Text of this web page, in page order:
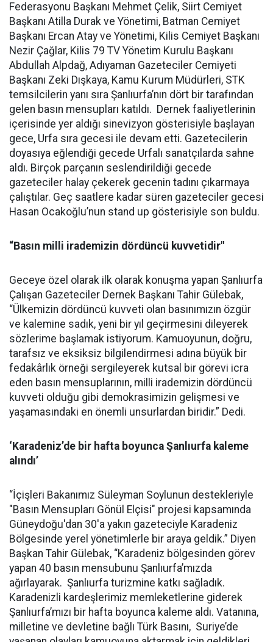
Federasyonu Başkanı Mehmet Çelik, Siirt Cemiyet
Başkanı Atilla Durak ve Yönetimi, Batman Cemiyet
Başkanı Ercan Atay ve Yönetimi, Kilis Cemiyet Başkanı
Nezir Çağlar, Kilis 79 TV Yönetim Kurulu Başkanı
Abdullah Alpdağ, Adıyaman Gazeteciler Cemiyeti
Başkanı Zeki Dışkaya, Kamu Kurum Müdürleri, STK
temsilcilerin yanı sıra Şanlıurfa’nın dört bir tarafından
gelen basın mensupları katıldı. Dernek faaliyetlerinin
içerisinde yer aldığı sinevizyon gösterisiyle başlayan
gece, Urfa sıra gecesi ile devam etti. Gazetecilerin
doyasıya eğlendiği gecede Urfalı sanatçılarda sahne
aldı. Birçok parçanın seslendirildiği gecede
gazeteciler halay çekerek gecenin tadını çıkarmaya
çalıştılar. Geç saatlere kadar süren gazeteciler gecesi
Hasan Ocakoğlu’nun stand up gösterisiyle son buldu.
“Basın milli irademizin dördüncü kuvvetidir"
Geceye özel olarak ilk olarak konuşma yapan Şanlıurfa
Çalışan Gazeteciler Dernek Başkanı Tahir Gülebak,
“Ülkemizin dördüncü kuvveti olan basınımızın özgür
ve kalemine sadık, yeni bir yıl geçirmesini dileyerek
sözlerime başlamak istiyorum. Kamuoyunun, doğru,
tarafsız ve eksiksiz bilgilendirmesi adına büyük bir
fedakârlık örneği sergileyerek kutsal bir görevi icra
eden basın mensuplarının, milli irademizin dördüncü
kuvveti olduğu gibi demokrasimizin gelişmesi ve
yaşamasındaki en önemli unsurlardan biridir.” Dedi.
‘Karadeniz’de bir hafta boyunca Şanlıurfa kaleme
alındı’
“İçişleri Bakanımız Süleyman Soylunun destekleriyle
"Basın Mensupları Gönül Elçisi" projesi kapsamında
Güneydoğu'dan 30'a yakın gazeteciyle Karadeniz
Bölgesinde yerel yönetimlerle bir araya geldik.” Diyen
Başkan Tahir Gülebak, “Karadeniz bölgesinden görev
yapan 40 basın mensubunu Şanlıurfa’mızda
ağırlayarak. Şanlıurfa turizmine katkı sağladık.
Karadenizli kardeşlerimiz memleketlerine giderek
Şanlıurfa’mızı bir hafta boyunca kaleme aldı. Vatanına,
milletine ve devletine bağlı Türk Basını, Suriye’de